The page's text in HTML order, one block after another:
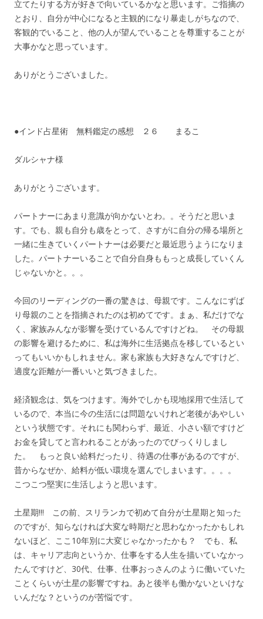
立てたりする方が好きで向いているかなと思います。ご指摘の
とおり、自分が中心になると主観的になり暴走しがちなので、
客観的でいること、他の人が望んでいることを尊重することが
大事かなと思っています。
ありがとうございました。
●インド占星術 無料鑑定の感想 ２６ まるこ
ダルシャナ様
ありがとうございます。
パートナーにあまり意識が向かないとわ。。そうだと思いま
す。でも、親も自分も歳をとって、さすがに自分の帰る場所と
一緒に生きていくパートナーは必要だと最近思うようになりま
した。パートナーいることで自分自身ももっと成長していくん
じゃないかと。。。
今回のリーディングの一番の驚きは、母親です。こんなにずば
り母親のことを指摘されたのは初めてです。まぁ、私だけでな
く、家族みんなが影響を受けているんですけどね。 その母親
の影響を避けるために、私は海外に生活拠点を移しているとい
ってもいいかもしれません。家も家族も大好きなんですけど、
適度な距離が一番いいと気づきました。
経済観念は、気をつけます。海外でしかも現地採用で生活して
いるので、本当に今の生活には問題ないけれど老後があやしい
という状態です。それにも関わらず、最近、小さい額ですけど
お金を貸してと言われることがあったのでびっくりしまし
た。 もっと良い給料だったり、待遇の仕事があるのですが、
昔からなぜか、給料が低い環境を選んでしまいます。。。。
こつこつ堅実に生活しようと思います。
土星期!!! この前、スリランカで初めて自分が土星期と知った
のですが、知らなければ大変な時期だと思わなかったかもしれ
ないほど、ここ10年別に大変じゃなかったかも？ でも、私
は、キャリア志向というか、仕事をする人生を描いていなかっ
たんですけど、30代、仕事、仕事おっさんのように働いていた
ことくらいが土星の影響ですね。あと後半も働かないといけな
いんだな？というのが苦悩です。